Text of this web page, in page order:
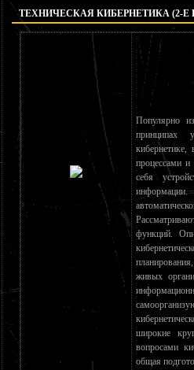
ТЕХНИЧЕСКАЯ КИБЕРНЕТИКА (2-Е
Популярно
принципах
кибернетике,
процессами
себя
информации.
функций.
живых
широкие
вопросами
общая